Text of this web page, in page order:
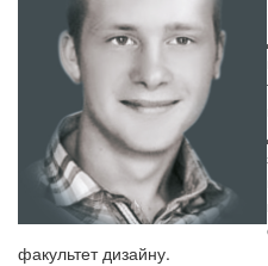
факультет дизайну.